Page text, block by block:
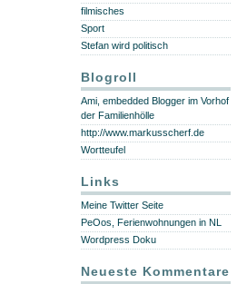
filmisches
Sport
Stefan wird politisch
Blogroll
Ami, embedded Blogger im Vorhof
der Familienhölle
http://www.markusscherf.de
Wortteufel
Links
Meine Twitter Seite
PeOos, Ferienwohnungen in NL
Wordpress Doku
Neueste Kommentare